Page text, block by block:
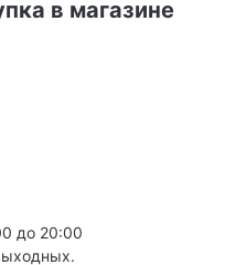
в магазине
до 20:00